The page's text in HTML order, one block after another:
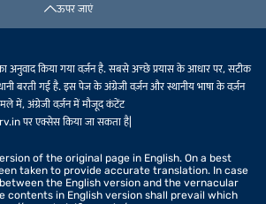
ऊपर जाएं
अनुवाद किया गया वर्ज़न है. सबसे अच्छे प्रयास के आधार पर, सटीक
बरती गई है. इस पेज के अंग्रेजी वर्ज़न और स्थानीय भाषा के वर्ज़न
में, अंग्रेजी वर्ज़न में मौजूद कंटेंट
पर एक्सेस किया जा सकता है|
of the original page in English. On a best
taken to provide accurate translation. In case
the English version and the vernacular
contents in English version shall prevail which